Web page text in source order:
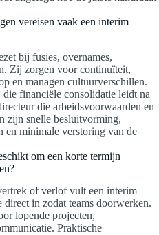
vereisen vaak een interim
bij fusies, overnames,
Zij zorgen voor continuïteit,
en managen cultuurverschillen.
financiële consolidatie leidt na
die arbeidsvoorwaarden en
zijn snelle besluitvorming,
en minimale verstoring van de
om een korte termijn
of verlof vult een interim
in zodat teams doorwerken.
lopende projecten,
Praktische